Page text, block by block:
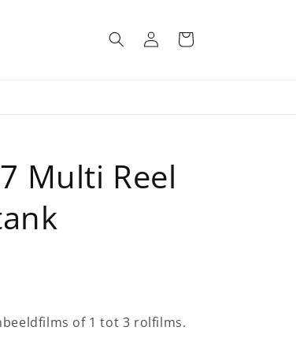
Inloggen
Winkelwagen
Multi Reel
of 1 tot 3 rolfilms.